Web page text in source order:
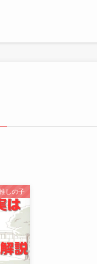
しの子